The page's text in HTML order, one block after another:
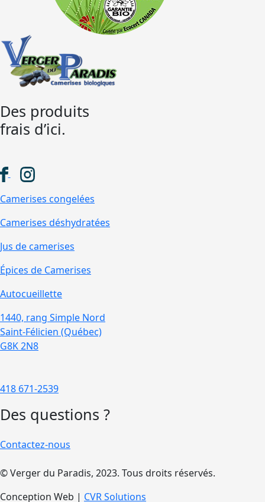
Des produits
frais d’ici.
Camerises congelées
Camerises déshydratées
Jus de camerises
Épices de Camerises
Autocueillette
1440, rang Simple Nord
Saint-Félicien (Québec)
G8K 2N8
418 671-2539
Des questions ?
Contactez-nous
© Verger du Paradis, 2023. Tous droits réservés.
Conception Web | CVR Solutions